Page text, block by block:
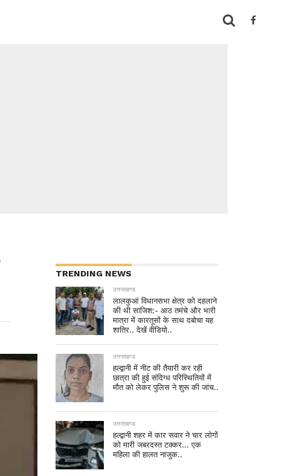
TRENDING NEWS
उत्तराखण्ड
लालकुआं विधानसभा क्षेत्र को दहलाने
की थी साजिश:- आठ तमंचे और भारी
मात्रा में कारतूसों के साथ दबोचा यह
शातिर.. देखें वीडियो..
उत्तराखण्ड
हल्द्वानी में नीट की तैयारी कर रही
छात्रा की हुई संदिग्ध परिस्थितियों में
मौत को लेकर पुलिस ने शुरू की जांच..
उत्तराखण्ड
हल्द्वानी शहर में कार सवार ने चार लोगों
को मारी जबरदस्त टक्कर… एक
महिला की हालत नाजुक..